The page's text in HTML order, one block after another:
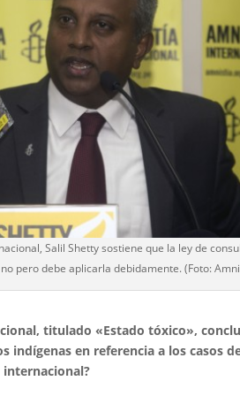
Salil Shetty sostiene que la ley de
pero debe aplicarla debidamente. (Foto:
titulado «Estado tóxico»,
indígenas en referencia a los casos
internacional?